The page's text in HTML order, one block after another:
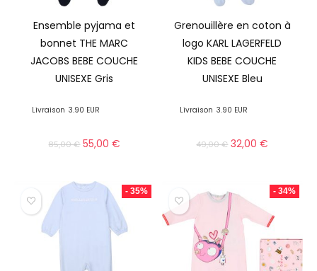
Ensemble pyjama et
bonnet THE MARC
JACOBS BEBE COUCHE
UNISEXE Gris
Livraison 3.90 EUR
85,00€ 55,00€
Grenouillère en coton à
logo KARL LAGERFELD
KIDS BEBE COUCHE
UNISEXE Bleu
Livraison 3.90 EUR
49,00€ 32,00€
- 35% - 34%